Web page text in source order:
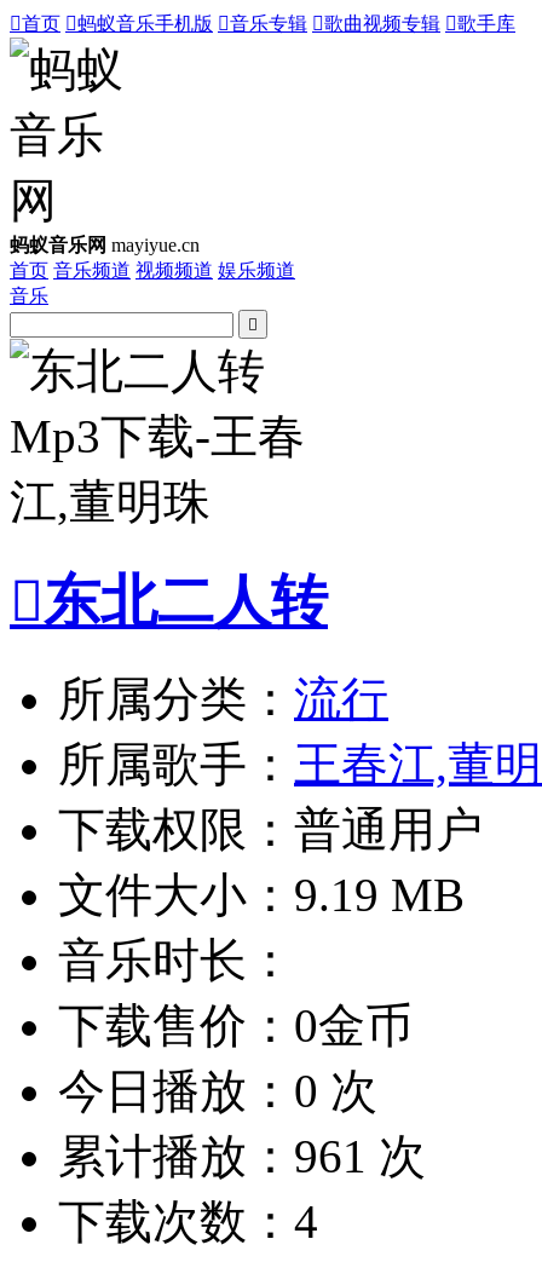
首页 蚂蚁音乐手机版 音乐专辑 歌曲视频专辑 歌手库
蚂蚁音乐网 mayiyue.cn
首页 音乐频道 视频频道 娱乐频道
音乐

东北二人转
所属分类： 流行
所属歌手： 王春江,董
下载权限：普通用户
文件大小：9.19 MB
音乐时长：
下载售价：0金币
今日播放：0 次
累计播放：961 次
下载次数：4